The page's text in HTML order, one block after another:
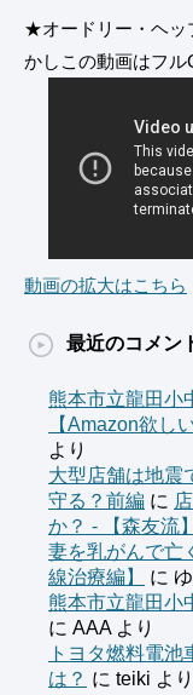
★オードリー・ヘッ
かしこの動画はフル
動画の拡大はこちら
最近のコメン
熊本市立龍田小
【Amazon欲し
より
大型店舗は地震
守る？前編 に
か？ - 【森友流
妻を乳がんで亡
線治療編】
に
熊本市立龍田小
に AAAより
トヨタ燃料電
は？ に teiki より